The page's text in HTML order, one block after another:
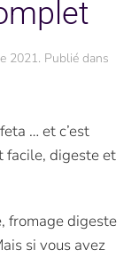
2021. Publié dans
… et c’est
facile, digeste et
fromage digeste
si vous avez